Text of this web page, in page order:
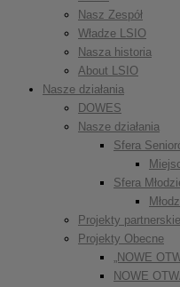
Nasz Zespół
Władze LSIO
Nasza historia
About LSIO
Nasze działania
DOWES
Nasze działania
Sfera
Sfera
Projekty partnerskie
Projekty Obecne
„NOWE
NOWE